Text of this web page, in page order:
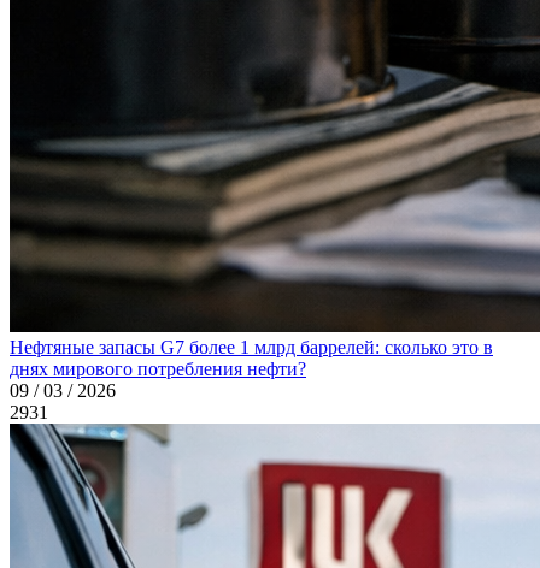
Нефтяные запасы G7 более 1 млрд баррелей: сколько это в
днях мирового потребления нефти?
09 / 03 / 2026
2931